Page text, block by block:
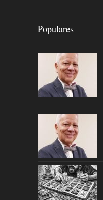
Populares